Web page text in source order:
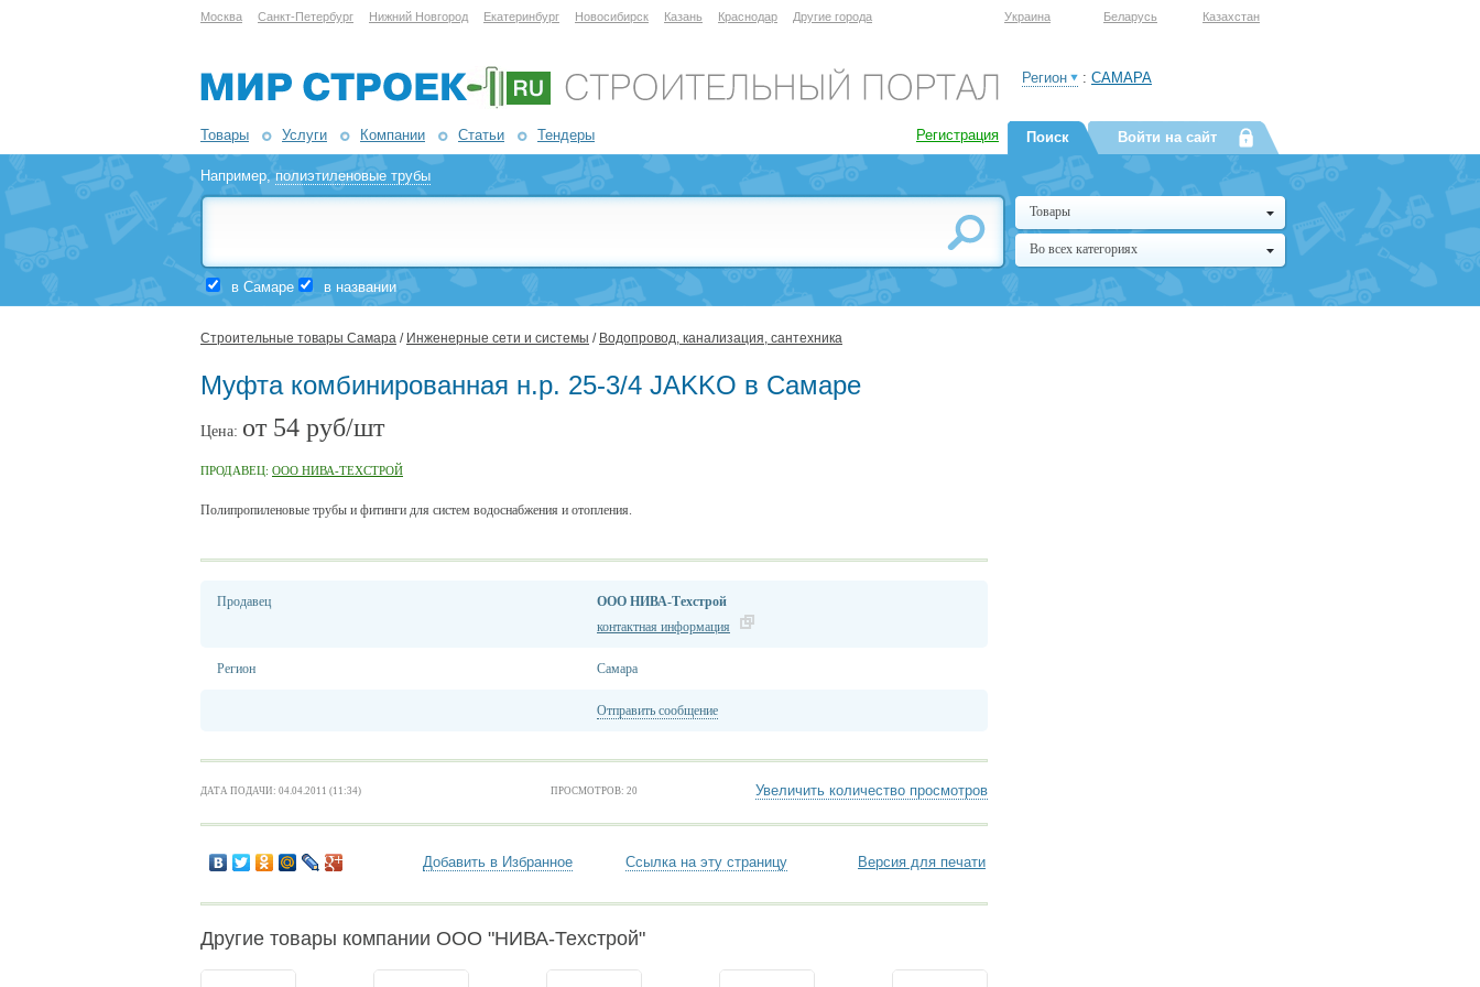
Москва Санкт-Петербург Нижний Новгород Екатеринбург Новосибирск Казань Краснодар Другие города Украина Беларусь Казахстан
Товары Услуги Компании Статьи Тендеры Регистрация
Регион : САМАРА
Например,полиэтиленовые трубы
в Самаре в названии
Поиск Войти на сайт
Товары
Во всех категориях
Строительные товары Самара / Инженерные сети и системы / Водопровод, канализация, сантехника
Муфта комбинированная н.р. 25-3/4 JAKKO в Самаре
Цена: от 54 руб/шт
ПРОДАВЕЦ: ООО НИВА-ТЕХСТРОЙ
Полипропиленовые трубы и фитинги для систем водоснабжения и отопления.
Продавец
ООО НИВА-Техстрой
контактная информация
Регион Самара
Отправить сообщение
ДАТА ПОДАЧИ: 04.04.2011 (11:34) ПРОСМОТРОВ: 20 Увеличить количество просмотров
Добавить в Избранное Ссылка на эту страницу Версия для печати
Другие товары компании ООО "НИВА-Техстрой"